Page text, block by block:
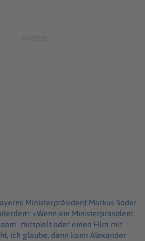
Ministerpräsident Markus Söder
«Wenn ein Ministerpräsident
mitspielt oder einen Film mit
ich glaube, dann kann Alexander